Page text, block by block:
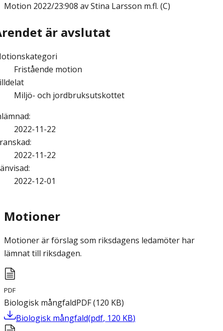
Motion 2022/23:908 av Stina Larsson m.fl. (C)
är avslutat
Fristående motion
Miljö- och jordbruksutskottet
:
2022-11-22
:
2022-11-22
:
2022-12-01
Motioner
Motioner är förslag som riksdagens ledamöter har
lämnat till riksdagen.
PDF
Biologisk mångfaldPDF(120 KB)
Biologisk mångfald(pdf, 120 KB)